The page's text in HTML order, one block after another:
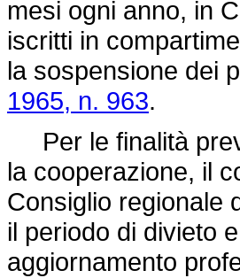
mesi ogni anno, in
iscritti in
la sospensione dei
1965, n. 963.
Per le finalità
la cooperazione, il
Consiglio regionale
il periodo di divieto
aggiornamento